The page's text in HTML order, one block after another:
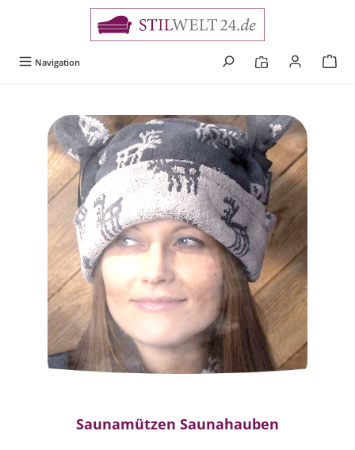
Navigation
Saunamützen Saunahauben